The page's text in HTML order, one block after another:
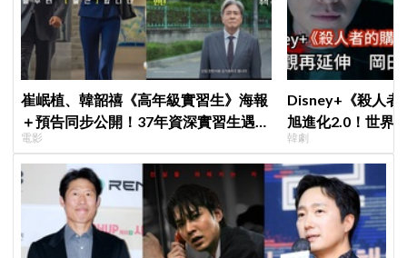
崔岷植、韓韶禧《高年級實習生》海報
＋預告同步公開！37年資深實習生遇上
美女CEO
電影
Disney+《殺人者
旭進化2.0！世界
登場竟殺了「他」
韓劇